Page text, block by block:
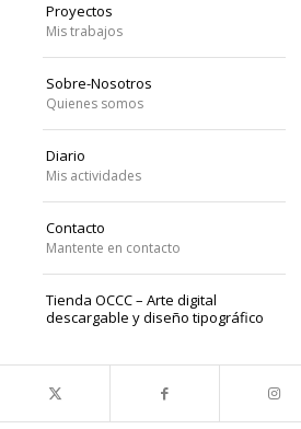
Proyectos
Mis trabajos
Sobre-Nosotros
Quienes somos
Diario
Mis actividades
Contacto
Mantente en contacto
Tienda OCCC – Arte digital
descargable y diseño tipográfico